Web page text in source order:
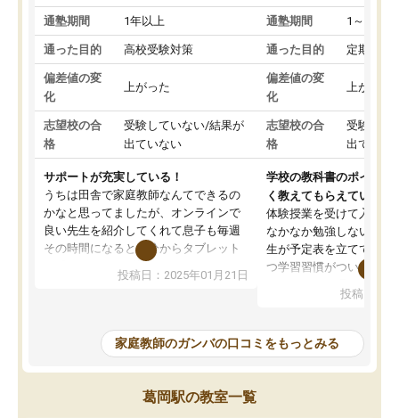
通塾期間 1年以上
通った目的 高校受験対策
偏差値の変
化
上がった
志望校の合
格
受験していない/結果が
出ていない
サポートが充実している！
うちは田舎で家庭教師なんてできるの
かなと思ってましたが、オンラインで
良い先生を紹介してくれて息子も毎週
その時間になると自分からタブレット
を開いてzoomを繋げるようになりまし
た！5科目なんでもOKなのもとても気
めて1年ほどだった今では平均点以上の
科目が増えてきました！あと1年受験ま
であるので無料の週末教室を使用しな
がら頑張って欲しいと思います！
投稿日：2025年01月21日
通塾期間 1～3ヵ月
通った目的 定期テス
偏差値の変
化
上がった
志望校の合
格
受験して
出ていな
学校の教科書のポイント
く教えてもらえている
体験授業を受けて入塾し
なかなか勉強しない息子
生が予定表を立ててくれ
つ学習習慣がついてきま
指導が無い日も予定表
問できるのでとても助か
投稿日：
家庭教師のガンバの口コミをもっとみる
葛岡駅の教室一覧